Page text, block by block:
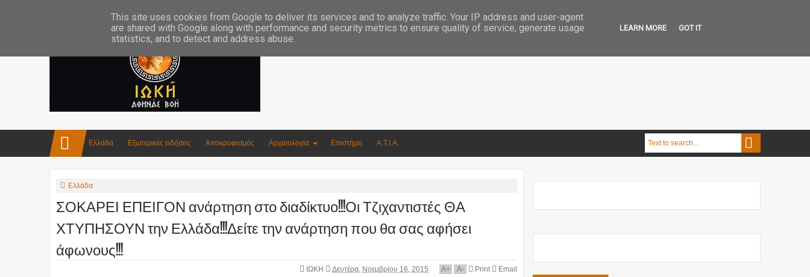
Ελλάδα Εξωτερικές ειδήσεις Αποκρυφισμός Αρχαιολογία Επιστήμη Α.Τ.Ι.Α.
Ελλάδα
ΣΟΚΑΡΕΙ ΕΠΕΙΓΟΝ ανάρτηση στο διαδίκτυο!!!Οι Τζιχαντιστές ΘΑ
ΧΤΥΠΗΣΟΥΝ την Ελλάδα!!!Δείτε την ανάρτηση που θα σας αφήσει
άφωνους!!!
ΙΩΚΗ Δευτέρα, Νοεμβρίου 16, 2015 A+ A- Print Email
This site uses cookies from Google to deliver its services and to analyze traffic. Your IP address and user-agent
are shared with Google along with performance and security metrics to ensure quality of service, generate usage
statistics, and to detect and address abuse.
LEARN MORE GOT IT